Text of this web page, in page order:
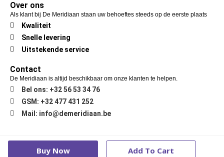
Buy Now Add To Cart
Over ons
Als klant bij De Meridiaan staan uw behoeftes steeds op de eerste plaats
Kwaliteit
Snelle levering
Uitstekende service
Contact
De Meridiaan is altijd beschikbaar om onze klanten te helpen.
Bel ons: +32 56 53 34 76
GSM: +32 477 431 252
Mail: info@demeridiaan.be
Copyright © 2024 De Meridiaan